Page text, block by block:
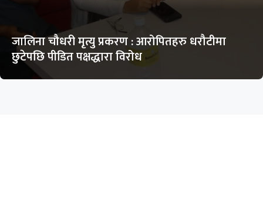
जालिना चौधरी मृत्यु प्रकरण : आरोपितहरु धरौटीमा
छुटेपछि पीडित पक्षद्धारा विरोध